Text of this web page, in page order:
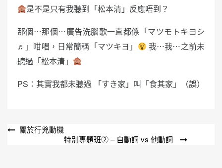
是不是只有我聽到「松本清」反應唔到？
那個⋯那個⋯廣告洗腦歌一直都係「マツモトキヨシ
♬」咁唱，日常簡稱「マツキヨ」
我⋯我⋯之前未
聽過「松本清」
PS：其實我都未聽過 「すき家」叫「食其家」（誤）
文 關於行兇動機
特別專題班② – 自動詞 vs 他動詞